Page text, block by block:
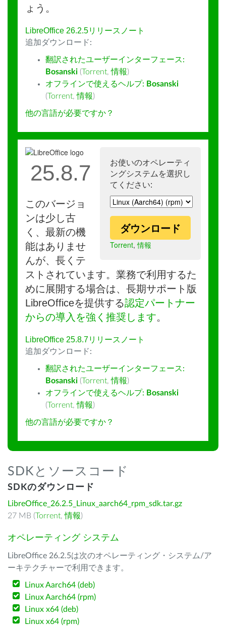
ょう。
LibreOffice 26.2.5リリースノート
追加ダウンロード:
翻訳されたユーザーインターフェース:
Bosanski (Torrent,情報)
オフラインで使えるヘルプ: Bosanski
(Torrent,情報)
他の言語が必要ですか？
お使いのオペレーティ
ングシステムを選択し
てください:
ダウンロード
Torrent,情報
25.8.7
このバージョ
ンは少し古
く、最新の機
能はありませ
んが、長くテ
ストされています。業務で利用するた
めに展開する場合は、長期サポート版
LibreOfficeを提供する認定パートナー
からの導入を強く推奨します。
LibreOffice 25.8.7リリースノート
追加ダウンロード:
翻訳されたユーザーインターフェース:
Bosanski (Torrent,情報)
オフラインで使えるヘルプ: Bosanski
(Torrent,情報)
他の言語が必要ですか？
SDKとソースコード
SDKのダウンロード
LibreOffice_26.2.5_Linux_aarch64_rpm_sdk.tar.gz
27 MB (Torrent,情報)
オペレーティング システム
LibreOffice 26.2.5は次のオペレーティング・システム/ア
ーキテクチャーで利用できます。
Linux Aarch64 (deb)
Linux Aarch64 (rpm)
Linux x64 (deb)
Linux x64 (rpm)